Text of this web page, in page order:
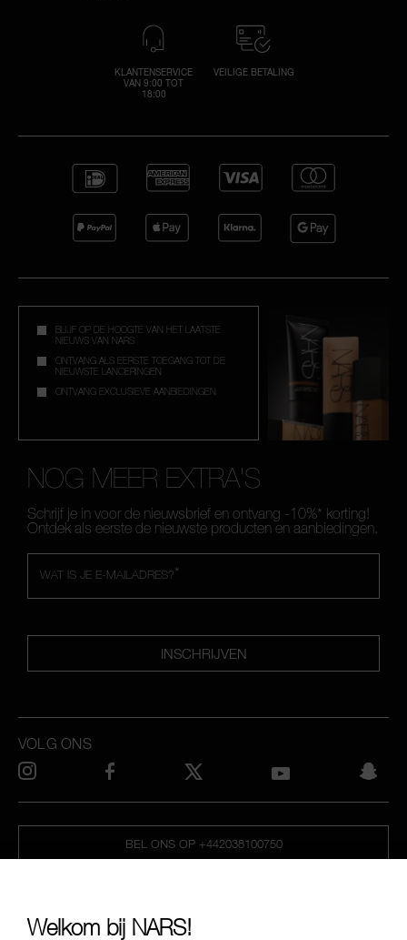
KLANTENSERVICE
VAN 9:00 TOT
18:00
VEILIGE BETALING
BLIJF OP DE HOOGTE VAN HET LAATSTE
NIEUWS VAN NARS
ONTVANG ALS EERSTE TOEGANG TOT DE
NIEUWSTE LANCERINGEN
ONTVANG EXCLUSIEVE AANBIEDINGEN
NOG MEER EXTRA'S
Schrijf je in voor de nieuwsbrief en ontvang -10%* korting!
Ontdek als eerste de nieuwste producten en aanbiedingen.
*
WAT IS JE E-MAILADRES?
INSCHRIJVEN
BEL ONS OP +442038100750
VOLG ONS
Welkom bij NARS!